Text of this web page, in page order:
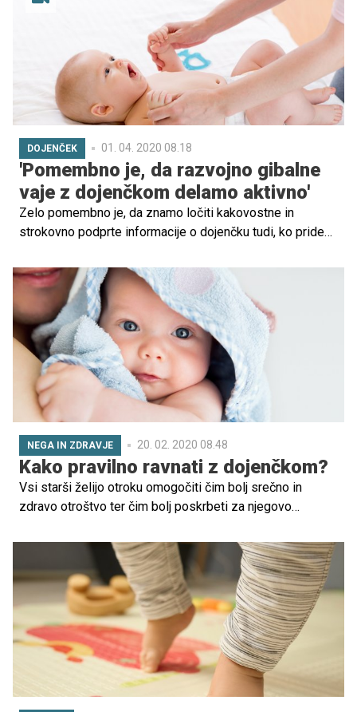
DOJENČEK 01. 04. 2020 08.18
'Pomembno je, da razvojno gibalne
vaje z dojenčkom delamo aktivno'
Zelo pomembno je, da znamo ločiti kakovostne in
strokovno podprte informacije o dojenčku tudi, ko pride
Jazbec, terapevtko za razvojno nevrološke obravnave,
poklepetali o tem, kako pravilno ravnati z dojenčkom.
NEGA IN ZDRAVJE 20. 02. 2020 08.48
Kako pravilno ravnati z dojenčkom?
Vsi starši želijo otroku omogočiti čim bolj srečno in
zdravo otroštvo ter čim bolj poskrbeti za njegovo
rojstvu. Z Matejo Šerbec Medjimurec, diplomirano
fizioterapevtko iz Univerzitetnega kliničnega centra
Ljubljana, smo se zato pogovarjali o pravilnem ravnanju z
dojenčkom, handlingu.